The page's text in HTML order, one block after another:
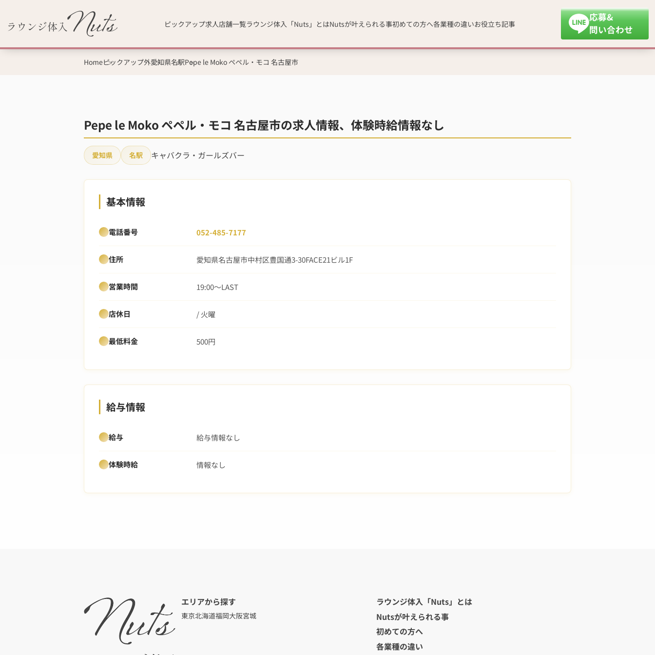
ピックアップ求人店舗一覧ラウンジ体入「Nuts」とはNutsが叶えられる事初めての方へ各業種の違いお役立ち記事
応募&
問い合わせ
Homeピックアップ外愛知県名駅Pepe le Moko ペペル・モコ 名古屋市
Pepe le Moko ペペル・モコ 名古屋市の求人情報、体験時給情報なし
愛知県 名駅 キャバクラ・ガールズバー
基本情報
電話番号 052-485-7177
住所 愛知県名古屋市中村区豊国通3-30FACE21ビル1F
営業時間 19:00〜LAST
店休日 / 火曜
最低料金 500円
給与情報
給与 給与情報なし
体験時給 情報なし
エリアから探す
東京北海道福岡大阪宮城
ラウンジ体入「Nuts」とは
Nutsが叶えられる事
初めての方へ
各業種の違い